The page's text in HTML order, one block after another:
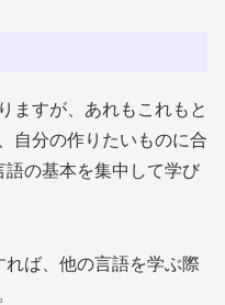
ますが、あれもこれもと
自分の作りたいものに合
の基本を集中して学び
ば、他の言語を学ぶ際